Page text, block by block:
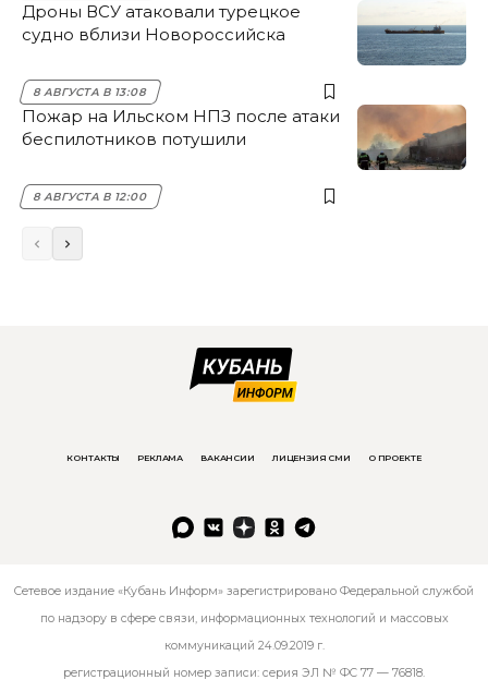
Дроны ВСУ атаковали турецкое
судно вблизи Новороссийска
8 АВГУСТА В 13:08
Пожар на Ильском НПЗ после атаки
беспилотников потушили
8 АВГУСТА В 12:00
КОНТАКТЫ РЕКЛАМА ВАКАНСИИ ЛИЦЕНЗИЯ СМИ О ПРОЕКТЕ
Сетевое издание «Кубань Информ» зарегистрировано Федеральной службой
по надзору в сфере связи, информационных технологий и массовых
коммуникаций 24.09.2019 г.
регистрационный номер записи: серия ЭЛ № ФС 77 — 76818.